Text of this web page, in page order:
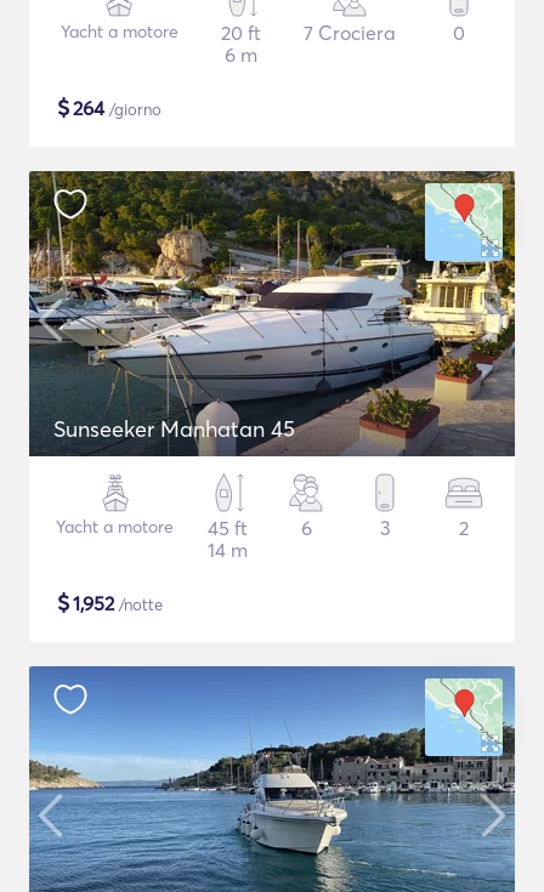
Yacht a motore
20 ft
6 m
7 Crociera 0
$264/giorno
Sunseeker Manhatan 45
Yacht a motore
45 ft
14 m
6 3 2
$1,952/notte